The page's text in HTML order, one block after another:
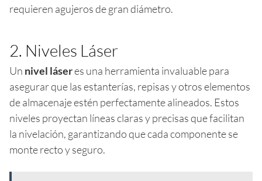
requieren agujeros de gran diámetro.
2. Niveles Láser
Un nivel láseres una herramienta invaluable para
asegurar que las estanterías, repisas y otros elementos
de almacenaje estén perfectamente alineados. Estos
niveles proyectan líneas claras y precisas que facilitan
la nivelación, garantizando que cada componente se
monte recto y seguro.